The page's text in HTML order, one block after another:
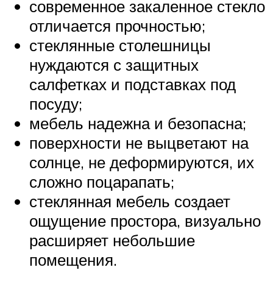
современное закаленное стекло
отличается прочностью;
стеклянные столешницы
нуждаются с защитных
салфетках и подставках под
посуду;
мебель надежна и безопасна;
поверхности не выцветают на
солнце, не деформируются, их
сложно поцарапать;
стеклянная мебель создает
ощущение простора, визуально
расширяет небольшие
помещения.